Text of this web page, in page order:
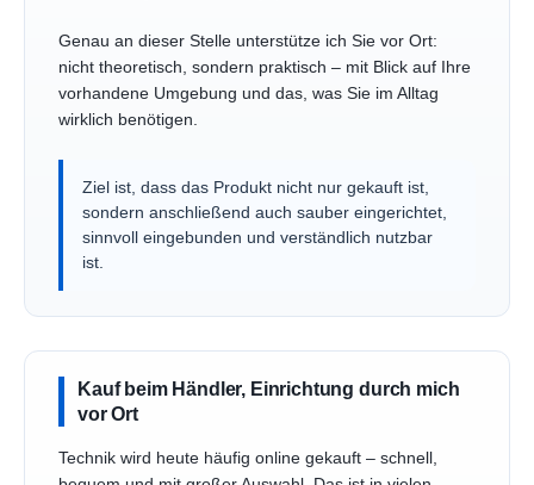
Genau an dieser Stelle unterstütze ich Sie vor Ort:
nicht theoretisch, sondern praktisch – mit Blick auf Ihre
vorhandene Umgebung und das, was Sie im Alltag
wirklich benötigen.
Ziel ist, dass das Produkt nicht nur gekauft ist,
sondern anschließend auch sauber eingerichtet,
sinnvoll eingebunden und verständlich nutzbar
ist.
Kauf beim Händler, Einrichtung durch mich
vor Ort
Technik wird heute häufig online gekauft – schnell,